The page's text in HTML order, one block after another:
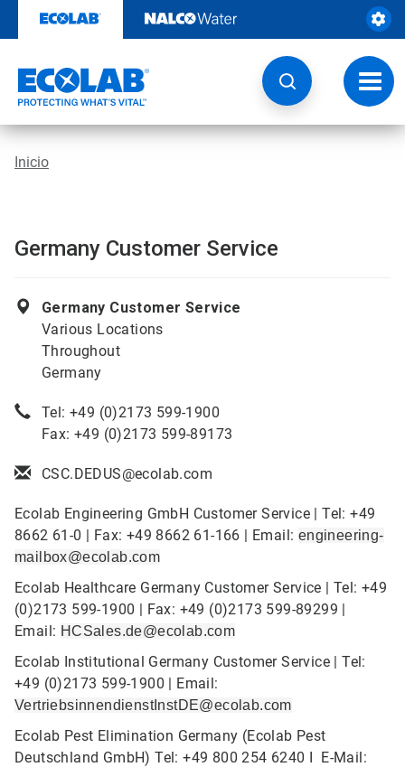
contenido
de
Inicio
Germany Customer Service
Germany Customer Service
Various Locations
Throughout
Germany
Tel: +49 (0)2173 599-1900
Fax: +49 (0)2173 599-89173
CSC.DEDUS@ecolab.com
Ecolab Engineering GmbH Customer Service | Tel: +49
8662 61-0 | Fax: +49 8662 61-166 | Email: engineering-
mailbox@ecolab.com
Ecolab Healthcare Germany Customer Service | Tel: +49
(0)2173 599-1900 | Fax: +49 (0)2173 599-89299 |
Email: HCSales.de@ecolab.com
Ecolab Institutional Germany Customer Service | Tel:
+49 (0)2173 599-1900 | Email:
VertriebsinnendienstInstDE@ecolab.com
Ecolab Pest Elimination Germany (Ecolab Pest
Deutschland GmbH) Tel: +49 800 254 6240 I E-Mail: